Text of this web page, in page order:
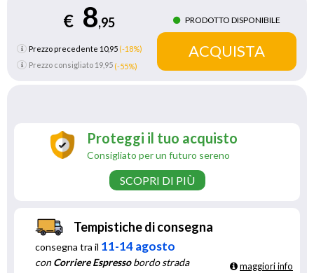
€ 8,95
Prezzo precedente 10,95 (-18%)
Prezzo consigliato 19,95 (-55%)
PRODOTTO DISPONIBILE
Proteggi il tuo acquisto
Consigliato per un futuro sereno
SCOPRI DI PIÙ
Tempistiche di consegna
consegna tra il 11-14 agosto
conCorriere Espressobordo strada maggiori info